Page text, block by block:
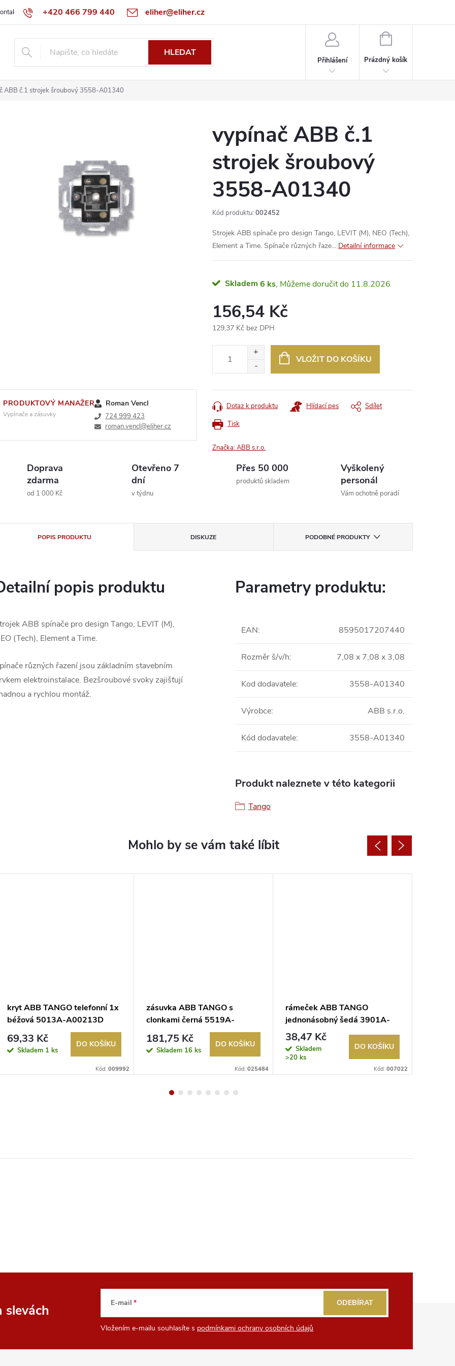
+420 466 799 440 eliher@eliher.cz
Obchodní podmínky Reklamační řád Specialista na Bordeaux
HLEDAT
Přihlášení
NÁKUPNÍ
Prázdný košík
ABB č.1 strojek šroubový 3558-A01340
PRODUKTOVÝ MANAŽER
Vypínače a zásuvky
Roman Vencl
724 999 423
roman.vencl@eliher.cz
vypínač ABB č.1
strojek šroubový
3558-A01340
Kód produktu: 002452
Strojek ABB spínače pro design Tango, LEVIT (M), NEO (Tech),
Element a Time. Spínače různých řaze... Detailní informace
Skladem 6 ks 11.8.2026
156,54 Kč
129,37 Kč bez DPH
VLOŽIT DO KOŠÍKU
Tisk
Dotaz k produktu Hlídací pes Sdílet
Značka:ABB s.r.o.
Doprava
zdarma
od 1 000 Kč
Otevřeno 7
dní
v týdnu
Přes 50 000
produktů skladem
Vyškolený
personál
Vám ochotně poradí
POPIS PRODUKTU DISKUZE PODOBNÉ PRODUKTY
popis produktu
ABB spínače pro design Tango, LEVIT (M),
(Tech), Element a Time.
různých řazení jsou základním stavebním
elektroinstalace. Bezšroubové svoky zajišťují
a rychlou montáž.
Parametry produktu:
EAN: 8595017207440
Rozměr š/v/h: 7,08 x 7,08 x 3,08
Kod dodavatele: 3558-A01340
Výrobce: ABB s.r.o.
Kód dodavatele: 3558-A01340
Produkt naleznete v této kategorii
Tango
kryt ABB TANGO telefonní 1x
béžová 5013A-A00213D
69,33 Kč
Skladem 1 ks
DO KOŠÍKU
Kód: 009992
zásuvka ABB TANGO s
clonkami černá 5519A-
A02357 N
181,75 Kč
Skladem 16 ks
DO KOŠÍKU
Kód: 025484
rámeček ABB TANGO
jednonásobný šedá 3901A-
B10 S
38,47 Kč
Skladem
>20 ks
DO KOŠÍKU
Kód: 007022
slevách E-mail
Vložením e-mailu souhlasíte s podmínkami ochrany osobních údajů
ODEBÍRAT